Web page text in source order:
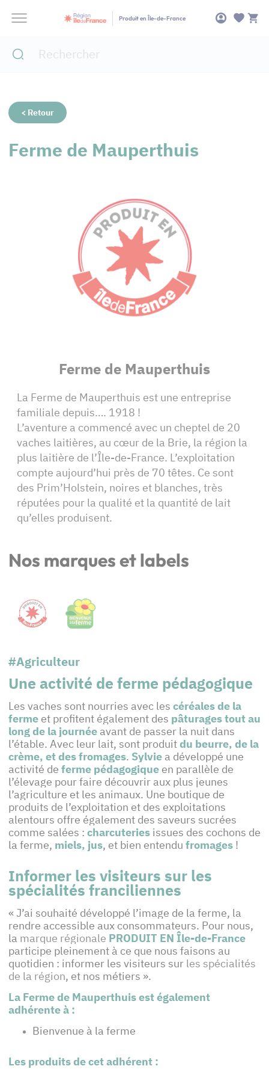
Produit en Île-de-France
< Retour
Ferme de Mauperthuis
Ferme de Mauperthuis
La Ferme de Mauperthuis est une entreprise
familiale depuis…. 1918 !
L’aventure a commencé avec un cheptel de 20
vaches laitières, au cœur de la Brie, la région la
plus laitière de l’Île-de-France. L’exploitation
compte aujourd’hui près de 70 têtes. Ce sont
des Prim’Holstein, noires et blanches, très
réputées pour la qualité et la quantité de lait
qu’elles produisent.
Nos marques et labels
#Agriculteur
Une activité de ferme pédagogique
Les vaches sont nourries avec les céréales de la
ferme et profitent également des pâturages tout au
long de la journée avant de passer la nuit dans
l’étable. Avec leur lait, sont produitdu beurre, de la
crème, et des fromages. Sylvie a développé une
activité de ferme pédagogique en parallèle de
l’élevage pour faire découvrir aux plus jeunes
l’agriculture et les animaux. Une boutique de
produits de l’exploitation et des exploitations
alentours offre également des saveurs sucrées
comme salées : charcuteries issues des cochons de
la ferme, miels, jus, et bien entendu fromages !
Informer les visiteurs sur les
spécialités franciliennes
« J’ai souhaité développé l’image de la ferme, la
rendre accessible aux consommateurs. Pour nous,
la marque régionale PRODUIT EN Île-de-France
participe pleinement à ce que nous faisons au
quotidien : informer les visiteurs sur les spécialités
de la région, et nos métiers ».
La Ferme de Mauperthuis est également
adhérente à :
Bienvenue à la ferme
Les produits de cet adhérent :